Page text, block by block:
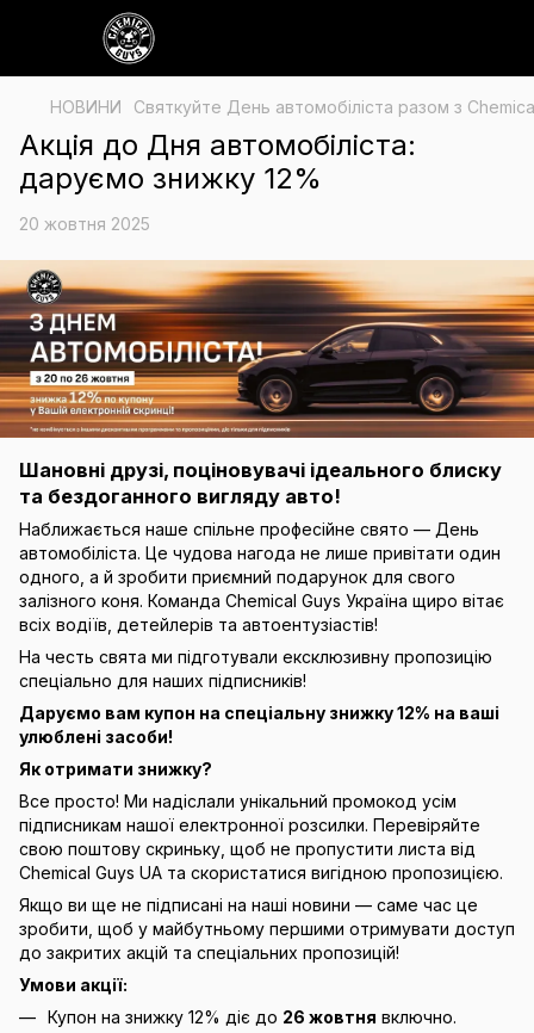
НОВИНИ Святкуйте День автомобіліста разом з
Акція до Дня автомобіліста:
даруємо знижку 12%
20 жовтня 2025
Шановні друзі, поціновувачі ідеального блиску
та бездоганного вигляду авто!
Наближається наше спільне професійне свято — День
автомобіліста. Це чудова нагода не лише привітати один
одного, а й зробити приємний подарунок для свого
залізного коня. Команда Chemical Guys Україна щиро вітає
всіх водіїв, детейлерів та автоентузіастів!
На честь свята ми підготували ексклюзивну пропозицію
спеціально для наших підписників!
Даруємо вам купон на спеціальну знижку 12% на ваші
улюблені засоби!
Як отримати знижку?
Все просто! Ми надіслали унікальний промокод усім
підписникам нашої електронної розсилки. Перевіряйте
свою поштову скриньку, щоб не пропустити листа від
Chemical Guys UA та скористатися вигідною пропозицією.
Якщо ви ще не підписані на наші новини — саме час це
зробити, щоб у майбутньому першими отримувати доступ
до закритих акцій та спеціальних пропозицій!
Умови акції:
Купон на знижку 12% діє до 26 жовтня включно.